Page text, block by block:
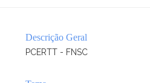
Descrição Geral
PCERTT - FNSC